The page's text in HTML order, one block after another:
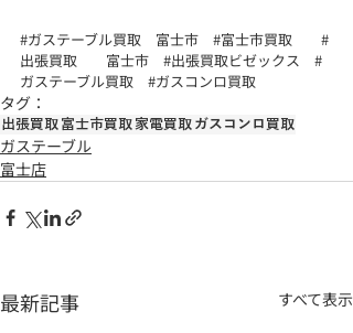
#ガステーブル買取 富士市 #富士市買取
#
出張買取 富士市 #出張買取ビゼックス
#
ガステーブル買取
#ガスコンロ買取
タグ：
出張買取 富士市買取 家電買取 ガスコンロ買取
ガステーブル
富士店
最新記事 すべて表示